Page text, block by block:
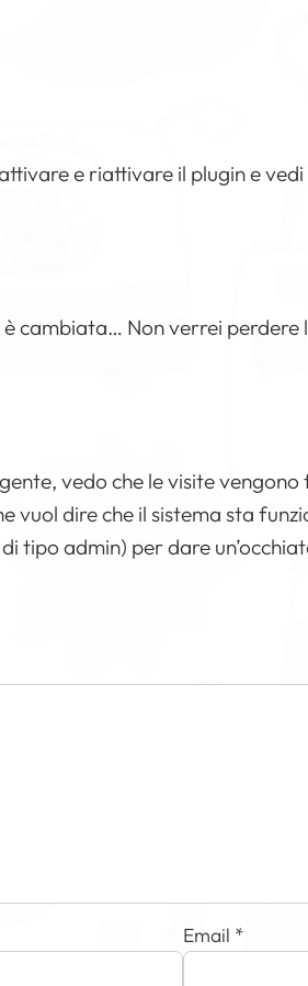
e riattivare il plugin e
cambiata… Non verrei
vedo che le visite
vuol dire che il sistema sta
tipo admin) per dare
Email *